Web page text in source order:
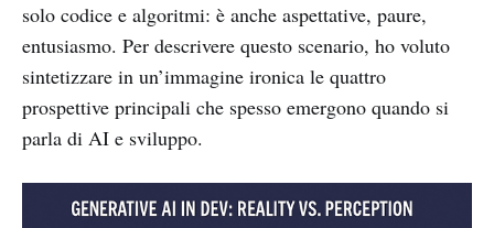
solo codice e algoritmi: è anche aspettative, paure,
entusiasmo. Per descrivere questo scenario, ho voluto
sintetizzare in un’immagine ironica le quattro
prospettive principali che spesso emergono quando si
parla di AI e sviluppo.